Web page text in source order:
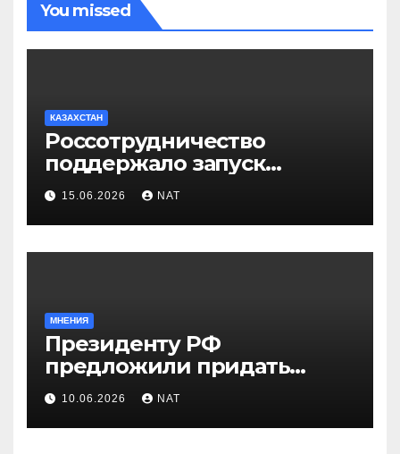
You missed
КАЗАХСТАН
Россотрудничество
поддержало запуск
инклюзивного таксопарка в
Западно-Казахстанской
области
15.06.2026 NAT
МНЕНИЯ
Президенту РФ
предложили придать
празднику Навруз
общенациональный статус
10.06.2026 NAT